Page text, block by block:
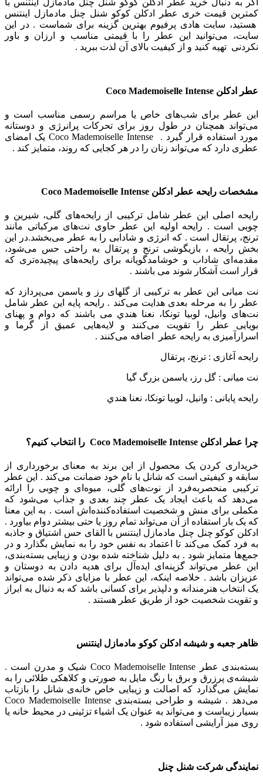
اگر به دنبال خرید عطر ادکلن کوکو شنل چنل مادمازل اینتنس با
کمترین قیمت خری عطر ادکلن کوکو شنل چنل مادمازل اینتنس
هستید، سایت هادی پرفیوم بهترین گزینه برای شماست . در این
سایت، می‌توانید این عطر را با قیمتی مناسب و ارزان و باور
نکردنی تهیه کنید و از کیفیت بالای آن لذت ببرید .
عطر ادکلن Coco Mademoiselle Intense
این عطر برای شب‌های خاص یا مراسم رسمی مناسب است و
می‌تواند همچنان در طول روز برای تحرکات پرانرژی و دوستانه
مورد استفاده قرار گیرد . Coco Mademoiselle Intense یک امضای
عطری دارد که می‌تواند زنان را در هر کجایی که روند، متمایز کند .
مشخصات رایحه عطر ادکلن Coco Mademoiselle Intense
رایحه اصلی این عطر شامل ترکیبی از رایحه‌های گلی، شیرین و
چوبی است . رایحه اولیه این عطر حاوی نت‌های مرکباتی مانند
ترنج، پرتقال است .که انرژی و شادابی را به عطر می‌بخشد.در این
بخش رایحه ، بازیگوشی ترنج و پرتقال به راحتی حس می‌شود،
مقدمه‌ای شاداب و خوشامدگویانه برای رایحه‌های پیچیده‌تری که
قرار است آشکار شوند می باشند .
نت میانی این عطر به ترکیبی از گلهای رز و یاسمن می‌پردازد که
عطر را به مرحله بعدی هدایت می‌کند . رایحه پایه این عطر شامل
نت‌های وانيل، لوبيا تونکا، نعنا هندي می باشند که دوام و پهنای
بویایی عطر را تقویت می‌کنند و لایه‌هایی عمیق از گرما و
اسرارآمیزی به رایحه عطر اضافه می‌کنند .
رایحه آغازی : ترنج، پرتقال
نت میانی : گل رز، ياسمن بزرگ گيا
رایحه پایانی : وانيل، لوبيا تونکا، نعنا هندي
چرا عطر ادکلن Coco Mademoiselle Intense را انتخاب کنیم؟
خریداری کردن یک محصول از این برند به معنای برخورداری از
سابقه و کیفیتی است که شانل با نام خود ضمانت می‌کند .
این عطر
ترکیبی منحصربه‌فرد از نوت‌های گلی، میوه‌ای و چوبی را ارائه
می‌دهد که باعث ایجاد یک عطر چند بعدی و جذاب می‌شود که
مکملی برای منش و شخصیت استفاده‌کننده‌اش است . به این معنا
که یک بار استفاده از آن می‌تواند تمام روز یا حتی بیشتر دوام بیاورد .
ادکلن کوکو چنل چنل مادمازل اینتنس با القای حس اشتیاق و جاذبه
به فرد کمک می‌کند تا اعتماد به نفس خود را به نمایش بگذارد و در
جمع‌ها متمایز شود . به دلیل شناخته شده بودن و زیبایی بسته‌بندی،
این عطر می‌تواند گزینه‌ای ایده‌آل برای هدیه دادن به دوستان و
عزیزان باشد . خلاصه اینکه، این عطر با مزایای ذکر شده می‌تواند
یک انتخاب هنرمندانه و دلپذیر برای کسانی باشد که به دنبال به ابراز
و تقویت شخصیت خود از طریق عطر هستند .
ظاهر جعبه و شیشه ادکلن کوکو مادمازل اینتنس
بسته‌بندی عطر Coco Mademoiselle Intense شیک و مدرن است .
شیشه‌ی پرزرق و برق با رنگ مایل به صورتی و کلاهکی طلائی را به
نمایش می‌گذارد که اصالت و زیبایی خاص خانه‌ی شانل را بازتاب
می‌دهد .
شیشه و طراحی بسته‌بندی Coco Mademoiselle Intense
بسیار زیباست و می‌تواند به عنوان یک اشیاء تزئینی در محیط خانه یا
روی میز آرایشی استفاده شود .
نمایندگی شرکت شنل چنل